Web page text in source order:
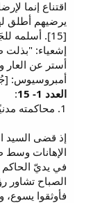
اقتناع إنما
يرضيهم أطلق
[15]. أسلمه
إشعياء: "بذلت
أمبروسيوس:
العدد 1- 15
:
1. محاكمته مدنيًا
إذ قضى السيد
الإهانات وسط
في يديّ الحاكم
الصباح تشاور
فأوثقوا يسوع،